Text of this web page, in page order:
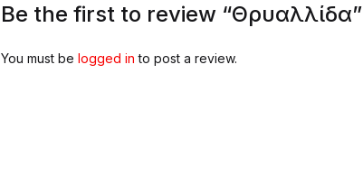
Be the first to review “Θρυαλλίδα”
You must be logged in to post a review.